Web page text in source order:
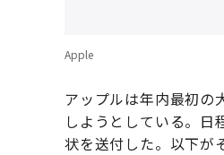
Apple
アップルは年内最初の
しようとしている。
状を送付した。以下が